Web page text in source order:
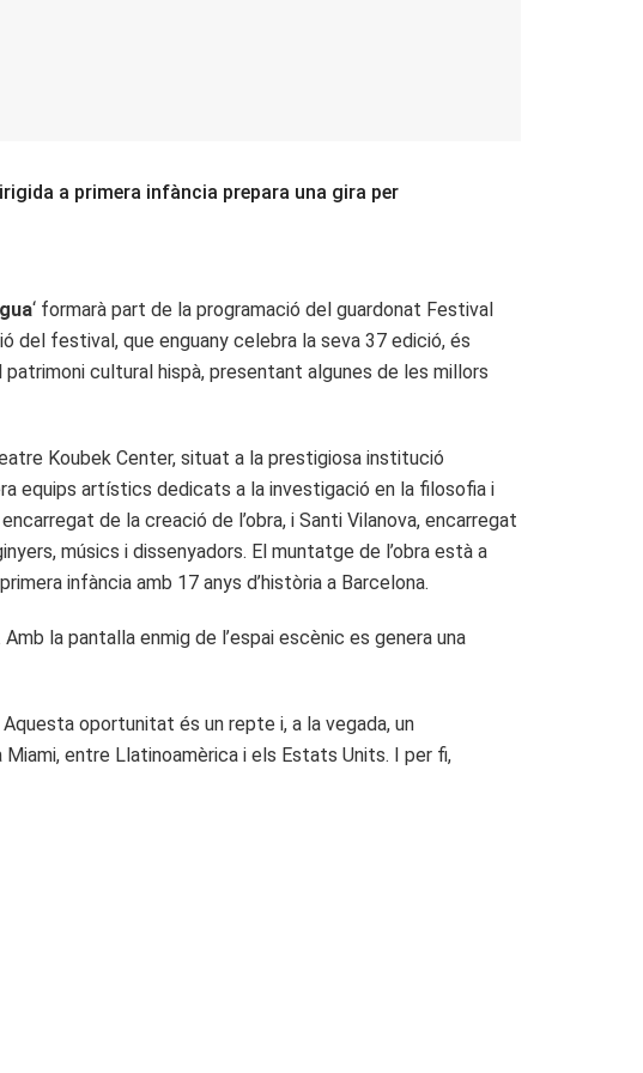
a primera infància prepara una gira per
‘ formarà part de la programació del guardonat Festival
del festival, que enguany celebra la seva 37 edició, és
cultural hispà, presentant algunes de les millors
Koubek Center, situat a la prestigiosa institució
equips artístics dedicats a la investigació en la filosofia i
de la creació de l’obra, i Santi Vilanova, encarregat
músics i dissenyadors. El muntatge de l’obra està a
infància amb 17 anys d’història a Barcelona.
la pantalla enmig de l’espai escènic es genera una
oportunitat és un repte i, a la vegada, un
entre Llatinoamèrica i els Estats Units. I per fi,